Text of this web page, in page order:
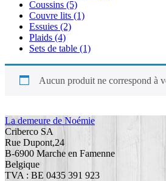
Coussins (5)
Couvre lits (1)
Essuies (2)
Plaids (4)
Sets de table (1)
Aucun produit ne correspond à
La demeure de Noémie
Criberco SA
Rue Dupont,24
B-6900 Marche en Famenne
Belgique
TVA : BE 0435 391 923